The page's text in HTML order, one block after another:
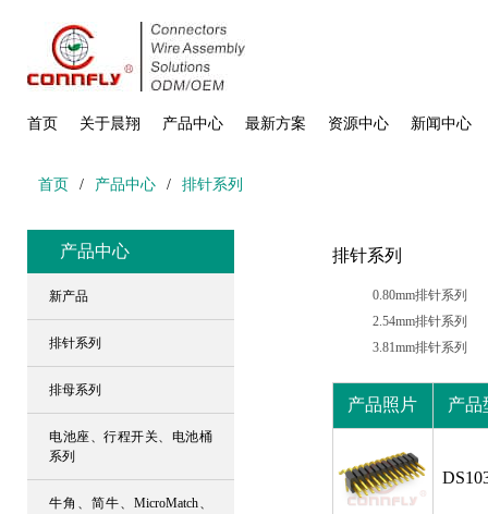
首页 关于晨翔 产品中心 最新方案 资源中心 新闻中心
首页 / 产品中心 / 排针系列
产品中心
新产品
排针系列
排母系列
电池座、行程开关、电池桶
系列
牛角、简牛、MicroMatch、
排针系列
0.80mm排针系列
2.54mm排针系列
3.81mm排针系列
产品照片 产品